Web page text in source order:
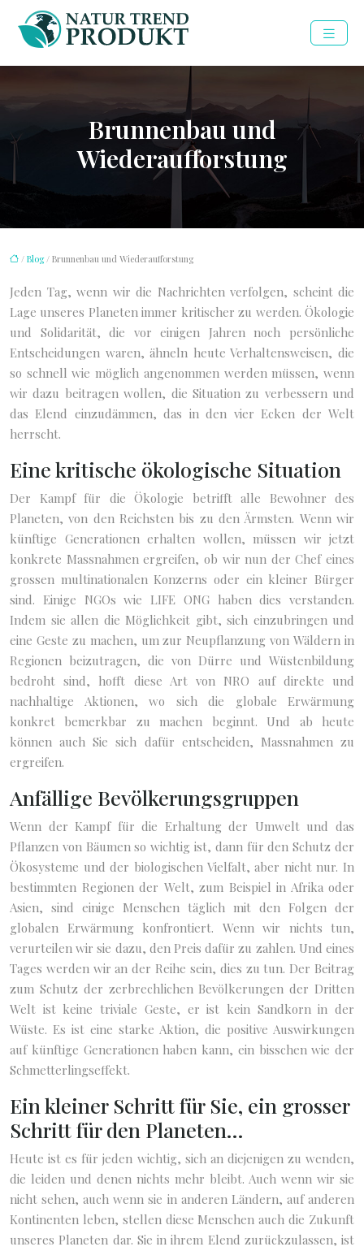
Brunnenbau und
Wiederaufforstung
/ Blog/ Brunnenbau und Wiederaufforstung
Jeden Tag, wenn wir die Nachrichten verfolgen, scheint die
Lage unseres Planeten immer kritischer zu werden. Ökologie
und Solidarität, die vor einigen Jahren noch persönliche
Entscheidungen waren, ähneln heute Verhaltensweisen, die
so schnell wie möglich angenommen werden müssen, wenn
wir dazu beitragen wollen, die Situation zu verbessern und
das Elend einzudämmen, das in den vier Ecken der Welt
herrscht.
Eine kritische ökologische Situation
Der Kampf für die Ökologie betrifft alle Bewohner des
Planeten, von den Reichsten bis zu den Ärmsten. Wenn wir
künftige Generationen erhalten wollen, müssen wir jetzt
konkrete Massnahmen ergreifen, ob wir nun der Chef eines
grossen multinationalen Konzerns oder ein kleiner Bürger
sind. Einige NGOs wie LIFE ONG haben dies verstanden.
Indem sie allen die Möglichkeit gibt, sich einzubringen und
eine Geste zu machen, um zur Neupflanzung von Wäldern in
Regionen beizutragen, die von Dürre und Wüstenbildung
bedroht sind, hofft diese Art von NRO auf direkte und
nachhaltige Aktionen, wo sich die globale Erwärmung
konkret bemerkbar zu machen beginnt. Und ab heute
können auch Sie sich dafür entscheiden, Massnahmen zu
ergreifen.
Anfällige Bevölkerungsgruppen
Wenn der Kampf für die Erhaltung der Umwelt und das
Pflanzen von Bäumen so wichtig ist, dann für den Schutz der
Ökosysteme und der biologischen Vielfalt, aber nicht nur. In
bestimmten Regionen der Welt, zum Beispiel in Afrika oder
Asien, sind einige Menschen täglich mit den Folgen der
globalen Erwärmung konfrontiert. Wenn wir nichts tun,
verurteilen wir sie dazu, den Preis dafür zu zahlen. Und eines
Tages werden wir an der Reihe sein, dies zu tun. Der Beitrag
zum Schutz der zerbrechlichen Bevölkerungen der Dritten
Welt ist keine triviale Geste, er ist kein Sandkorn in der
Wüste. Es ist eine starke Aktion, die positive Auswirkungen
auf künftige Generationen haben kann, ein bisschen wie der
Schmetterlingseffekt.
Ein kleiner Schritt für Sie, ein grosser
Schritt für den Planeten…
Heute ist es für jeden wichtig, sich an diejenigen zu wenden,
die leiden und denen nichts mehr bleibt. Auch wenn wir sie
nicht sehen, auch wenn sie in anderen Ländern, auf anderen
Kontinenten leben, stellen diese Menschen auch die Zukunft
unseres Planeten dar. Sie in ihrem Elend zurückzulassen, ist